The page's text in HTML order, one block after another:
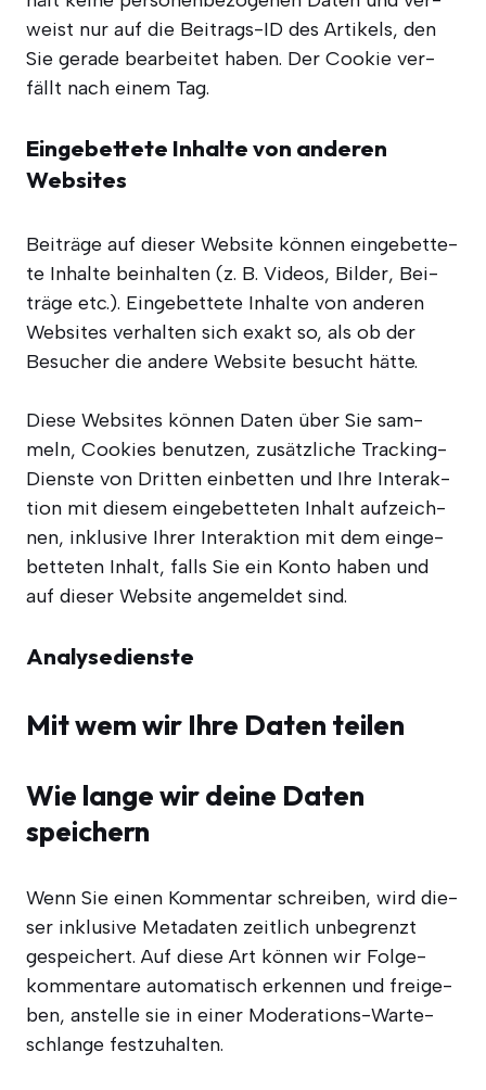
weist nur auf die Bei­trags-ID des Arti­kels, den
Sie gera­de bear­bei­tet haben. Der Coo­kie ver­
fällt nach einem Tag.
Eingebettete Inhalte von anderen
Websites
Bei­trä­ge auf die­ser Web­site kön­nen ein­ge­bet­te­
te Inhal­te beinhal­ten (z. B. Vide­os, Bil­der, Bei­
trä­ge etc.). Ein­ge­bet­te­te Inhal­te von ande­ren
Web­sites ver­hal­ten sich exakt so, als ob der
Besu­cher die ande­re Web­site besucht hätte.
Die­se Web­sites kön­nen Daten über Sie sam­
meln, Coo­kies benut­zen, zusätz­li­che Track­ing-
Diens­te von Drit­ten ein­bet­ten und Ihre Inter­ak­
ti­on mit die­sem ein­ge­bet­te­ten Inhalt auf­zeich­
nen, inklu­si­ve Ihrer Inter­ak­ti­on mit dem ein­ge­
bet­te­ten Inhalt, falls Sie ein Kon­to haben und
auf die­ser Web­site ange­mel­det sind.
Analysedienste
Mit wem wir Ihre Daten teilen
Wie lange wir deine Daten
speichern
Wenn Sie einen Kom­men­tar schrei­ben, wird die­
ser inklu­si­ve Meta­da­ten zeit­lich unbe­grenzt
gespei­chert. Auf die­se Art kön­nen wir Fol­ge­
kom­men­ta­re auto­ma­tisch erken­nen und frei­ge­
ben, anstel­le sie in einer Mode­ra­ti­ons-War­te­
schlan­ge festzuhalten.